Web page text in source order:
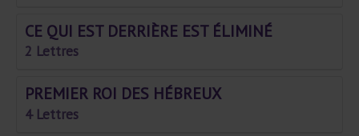
CE QUI EST DERRIÈRE EST ÉLIMINÉ
2 Lettres
PREMIER ROI DES HÉBREUX
4 Lettres